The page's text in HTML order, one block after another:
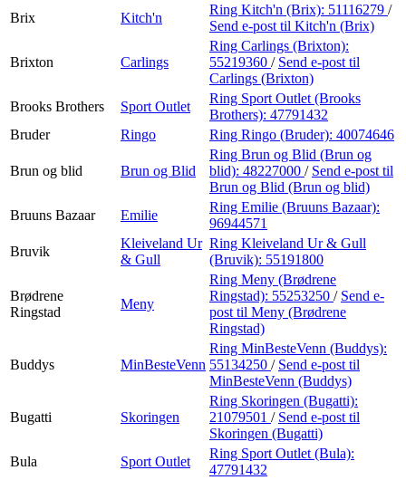
Brix
Kitch'n
Ring Kitch'n (Brix): 51116279 /
Send e-post til Kitch'n (Brix)
Brixton Carlings
Ring Carlings (Brixton):
55219360 / Send e-post til
Carlings (Brixton)
Brooks Brothers
Sport Outlet
Ring Sport Outlet (Brooks
Brothers): 47791432
Bruder
Ringo Ring Ringo (Bruder): 40074646
Brun og blid Brun og Blid
Ring Brun og Blid (Brun og
blid): 48227000 / Send e-post til
Brun og Blid (Brun og blid)
Bruuns Bazaar
Emilie
Ring Emilie (Bruuns Bazaar):
96944571
Bruvik
Kleiveland Ur
& Gull
Ring Kleiveland Ur & Gull
(Bruvik): 55191800
Brødrene
Ringstad
Meny
Ring Meny (Brødrene
Ringstad): 55253250 / Send e-
post til Meny (Brødrene
Ringstad)
Buddys MinBesteVenn
Ring MinBesteVenn (Buddys):
55134250 / Send e-post til
MinBesteVenn (Buddys)
Bugatti Skoringen
Ring Skoringen (Bugatti):
21079501 / Send e-post til
Skoringen (Bugatti)
Bula
Sport Outlet
Ring Sport Outlet (Bula):
47791432